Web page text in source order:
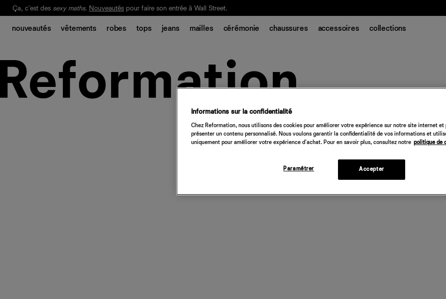
Notre Bilan Responsable 2025 est ici. Lisez-le
Ça, c'est des sexy maths. Nouveautés pour faire son entrée à Wall Street.
nouveautés vêtements robes tops jeans mailles cérémonie chaussures accessoires collections
Informations sur la confidentialité
Chez Reformation, nous utilisons des cookies pour améliorer votre expérience sur notre site internet et
présenter un contenu personnalisé. Nous voulons garantir la confidentialité de vos informations et
uniquement pour améliorer votre expérience d'achat. Pour en savoir plus, consultez notre politique de
Paramétrer Accepter